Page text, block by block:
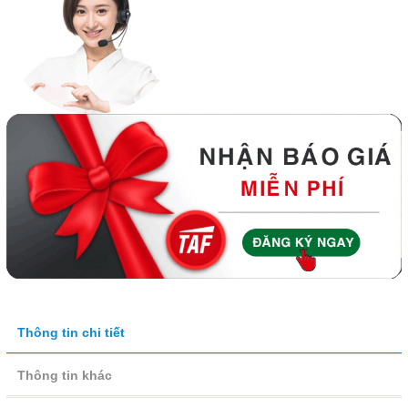
Thông tin chi tiết
Thông tin khác